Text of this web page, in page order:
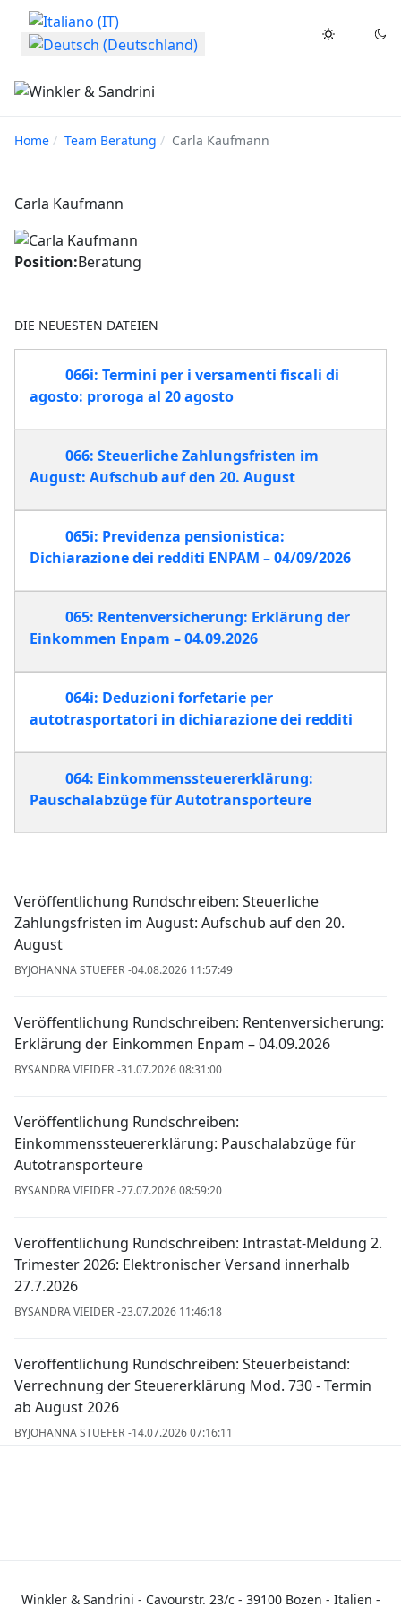
Sprache auswählen
Home Team Beratung Carla Kaufmann
Carla Kaufmann
Position:Beratung
DIE NEUESTEN DATEIEN
066i: Termini per i versamenti fiscali di
agosto: proroga al 20 agosto
066: Steuerliche Zahlungsfristen im
August: Aufschub auf den 20. August
065i: Previdenza pensionistica:
Dichiarazione dei redditi ENPAM – 04/09/2026
065: Rentenversicherung: Erklärung der
Einkommen Enpam – 04.09.2026
064i: Deduzioni forfetarie per
autotrasportatori in dichiarazione dei redditi
064: Einkommenssteuererklärung:
Pauschalabzüge für Autotransporteure
Veröffentlichung Rundschreiben: Steuerliche
Zahlungsfristen im August: Aufschub auf den 20.
August
BYJOHANNA STUEFER 04.08.2026 11:57:49
Veröffentlichung Rundschreiben: Rentenversicherung:
Erklärung der Einkommen Enpam – 04.09.2026
BYSANDRA VIEIDER 31.07.2026 08:31:00
Veröffentlichung Rundschreiben:
Einkommenssteuererklärung: Pauschalabzüge für
Autotransporteure
BYSANDRA VIEIDER 27.07.2026 08:59:20
Veröffentlichung Rundschreiben: Intrastat-Meldung 2.
Trimester 2026: Elektronischer Versand innerhalb
27.7.2026
BYSANDRA VIEIDER 23.07.2026 11:46:18
Veröffentlichung Rundschreiben: Steuerbeistand:
Verrechnung der Steuererklärung Mod. 730 - Termin
ab August 2026
BYJOHANNA STUEFER 14.07.2026 07:16:11
Winkler & Sandrini - Cavourstr. 23/c - 39100 Bozen - Italien -